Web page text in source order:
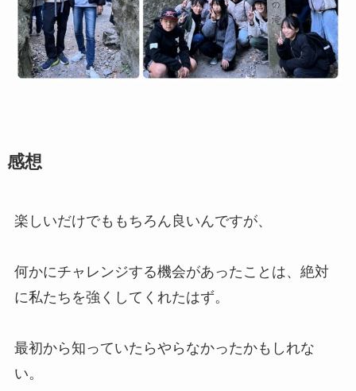
感想
楽しいだけでももちろん良いんですが、
何かにチャレンジする機会があったことは、絶対
に私たちを強くしてくれたはず。
最初から知っていたらやらなかったかもしれな
い。